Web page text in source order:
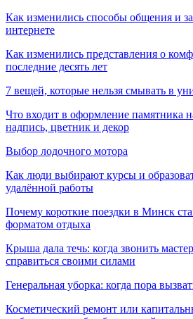
Как изменились способы общения и
интернете
Как изменились представления о
последние десять лет
7 вещей, которые нельзя смывать в
Что входит в оформление памятника
надпись, цветник и декор
Выбор лодочного мотора
Как люди выбирают курсы и
удалённой работы
Почему короткие поездки в Минск
форматом отдыха
Крыша дала течь: когда звонить
справиться своими силами
Генеральная уборка: когда пора
Косметический ремонт или